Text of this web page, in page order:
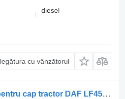
diesel
cu vânzătorul
Etrier frana DAF,KNORR-BREMSE CF85 (01.01-) MXC9103004 pentru cap tractor DAF LF45, LF55, LF180, CF65, CF75, CF85 (2001-)